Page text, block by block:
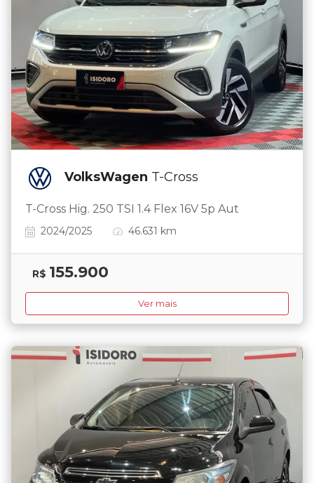
VolksWagen T-Cross
T-Cross Hig. 250 TSI 1.4 Flex 16V 5p Aut
2024/2025 46.631 km
R$ 155.900
Ver mais